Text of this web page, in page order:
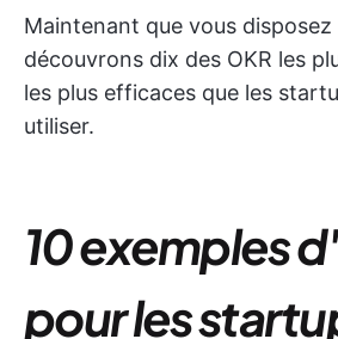
Maintenant que vous disposez
découvrons dix des OKR les
les plus efficaces que les
utiliser.
10 exemples
pour les